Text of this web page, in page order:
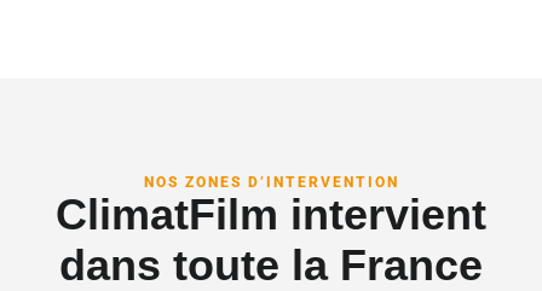
NOS ZONES D’INTERVENTION
ClimatFilm intervient
dans toute la France